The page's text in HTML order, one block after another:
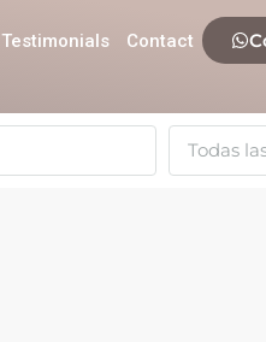
Testimonials Contact
Todas